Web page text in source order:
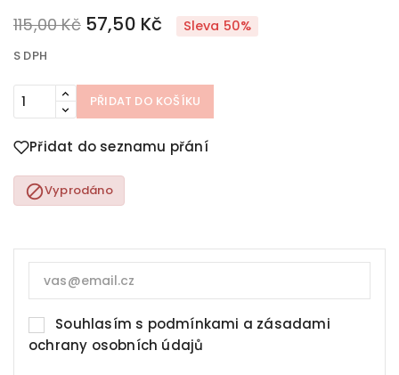
115,00 Kč 57,50 Kč Sleva 50%
S DPH
PŘIDAT DO KOŠÍKU
Přidat do seznamu přání
Vyprodáno
Souhlasím s podmínkami a zásadami
ochrany osobních údajů